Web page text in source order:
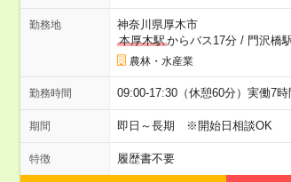
勤務地
神奈川県厚木市
本厚木駅からバス17分/ 門沢橋
農林・水産業
勤務時間 09:00-17:30（休憩60分）実働7時
期間 即日～長期 ※開始日相談OK
特徴 履歴書不要